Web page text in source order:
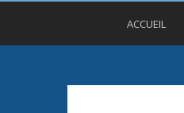
ACCUEIL